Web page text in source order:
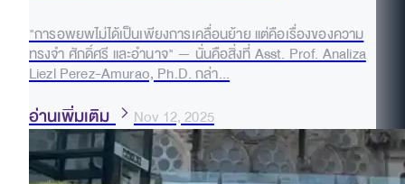
"การอพยพไม่ได้เป็นเพียงการเคลื่อนย้าย แต่คือเรื่องของความ
ทรงจำ ศักดิ์ศรี และอำนาจ" — นั่นคือสิ่งที่ Asst. Prof. Analiza
Liezl Perez-Amurao, Ph.D. กล่า...
อ่านเพิ่มเติม Nov 12, 2025